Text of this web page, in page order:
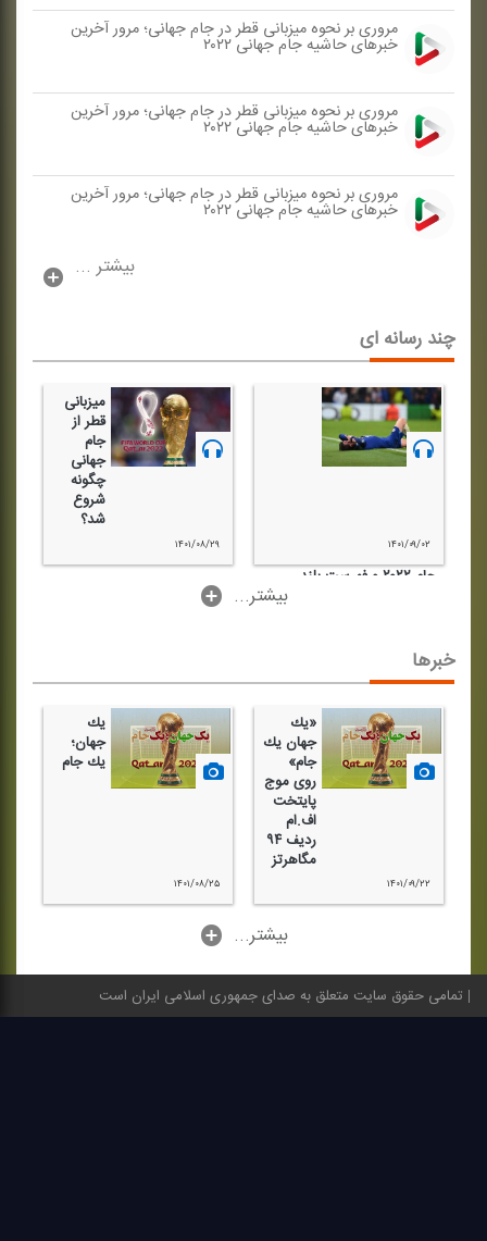
مروری بر نحوه میزبانی قطر در جام جهانی؛ مرور آخرین
خبرهای حاشیه جام جهانی ۲۰۲۲
مروری بر نحوه میزبانی قطر در جام جهانی؛ مرور آخرین
خبرهای حاشیه جام جهانی ۲۰۲۲
مروری بر نحوه میزبانی قطر در جام جهانی؛ مرور آخرین
خبرهای حاشیه جام جهانی ۲۰۲۲
بیشتر ...
چند رسانه ای
جام ۲۰۲۲ و فهرست بلند
۱۴۰۱/۰۹/۰۲
میزبانی
قطر از
جام
جهانی
چگونه
شروع
شد؟
۱۴۰۱/۰۸/۲۹
...بیشتر
خبرها
«یك
جهان یك
جام»
روی موج
پایتخت
اف.ام
ردیف ۹۴
مگاهرتز
۱۴۰۱/۰۹/۲۲
یك
جهان؛
یك جام
۱۴۰۱/۰۸/۲۵
...بیشتر
تمامی حقوق سایت متعلق به صدای جمهوری اسلامی ایران است